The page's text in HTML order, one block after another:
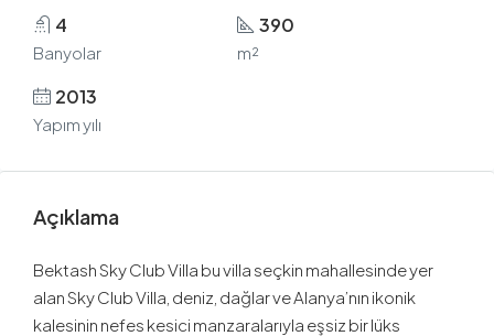
4
Banyolar
390
m²
2013
Yapım yılı
Açıklama
Bektash Sky Club Villa bu villa seçkin mahallesinde yer
alan Sky Club Villa, deniz, dağlar ve Alanya’nın ikonik
kalesinin nefes kesici manzaralarıyla eşsiz bir lüks